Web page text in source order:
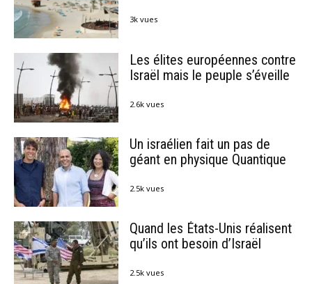
3k vues
Les élites européennes contre
Israël mais le peuple s’éveille
2.6k vues
Un israélien fait un pas de
géant en physique Quantique
2.5k vues
Quand les États-Unis réalisent
qu’ils ont besoin d’Israël
2.5k vues